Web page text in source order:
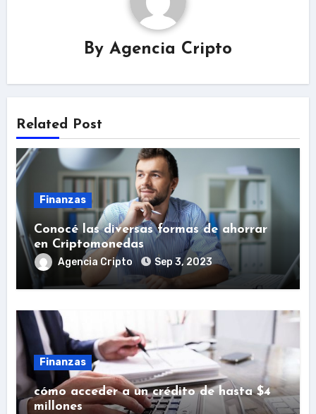
By Agencia Cripto
Related Post
Finanzas
Conocé las diversas formas de ahorrar
en Criptomonedas
Agencia Cripto Sep 3, 2023
Finanzas
cómo acceder a un crédito de hasta $4
millones